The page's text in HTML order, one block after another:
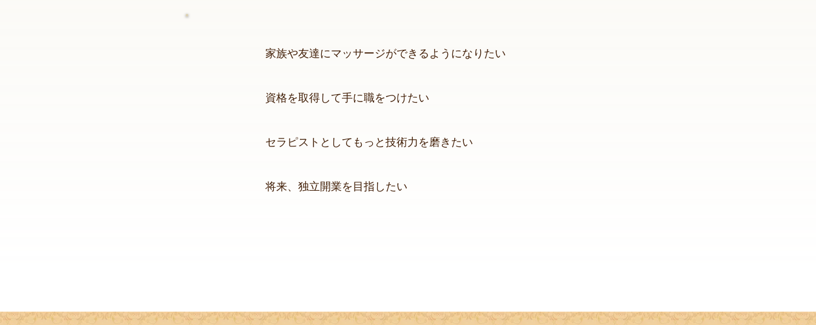
家族や友達にマッサージができるようになりたい
​資格を取得して手に職をつけたい
​セラピストとしてもっと技術力を磨きたい
将来、独立開業を目指したい